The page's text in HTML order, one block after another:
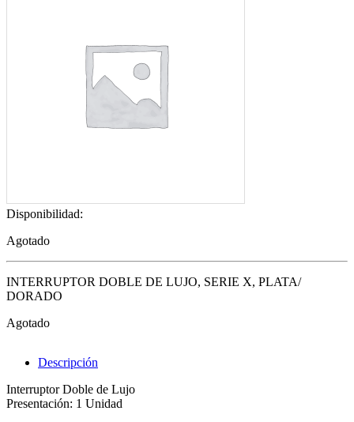
Disponibilidad:
Agotado
INTERRUPTOR DOBLE DE LUJO, SERIE X, PLATA/
DORADO
Agotado
Descripción
Interruptor Doble de Lujo
Presentación: 1 Unidad